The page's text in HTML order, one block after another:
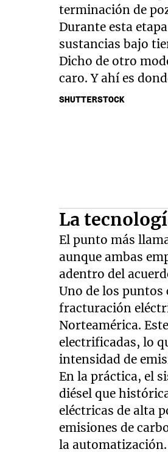
terminación de
Durante esta
sustancias bajo
Dicho de otro
caro. Y ahí es
SHUTTERSTOCK
La
El punto más
aunque ambas
adentro del
Uno de los puntos
fracturación
Norteamérica.
electrificadas, lo
intensidad de
En la práctica, el
diésel que
eléctricas de alta
emisiones de
la automatización.